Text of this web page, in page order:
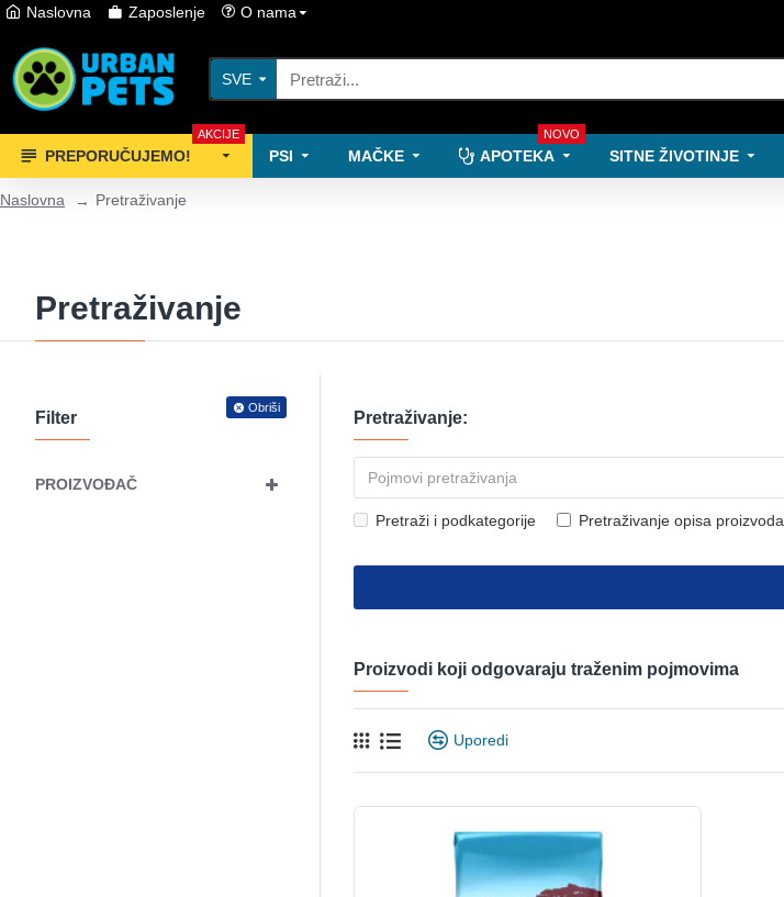
Naslovna Zaposlenje O nama
SVE
PREPORUČUJEMO!
AKCIJE
PSI MAČKE APOTEKA
NOVO
SITNE ŽIVOTINJE
Naslovna Pretraživanje
Pretraživanje
Filter
Obriši
PROIZVOĐAČ
Pretraživanje:
Pretraži i podkategorije Pretraživanje opisa proizvoda
Proizvodi koji odgovaraju traženim pojmovima
Uporedi